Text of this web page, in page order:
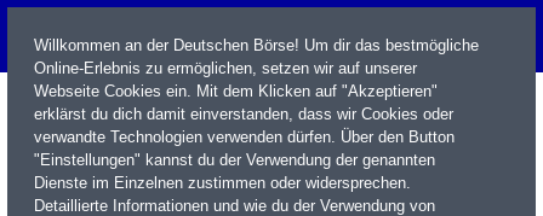
Willkommen an der Deutschen Börse! Um dir das bestmögliche
Online-Erlebnis zu ermöglichen, setzen wir auf unserer
Webseite Cookies ein. Mit dem Klicken auf "Akzeptieren"
erklärst du dich damit einverstanden, dass wir Cookies oder
verwandte Technologien verwenden dürfen. Über den Button
"Einstellungen" kannst du der Verwendung der genannten
Dienste im Einzelnen zustimmen oder widersprechen.
Detaillierte Informationen und wie du der Verwendung von